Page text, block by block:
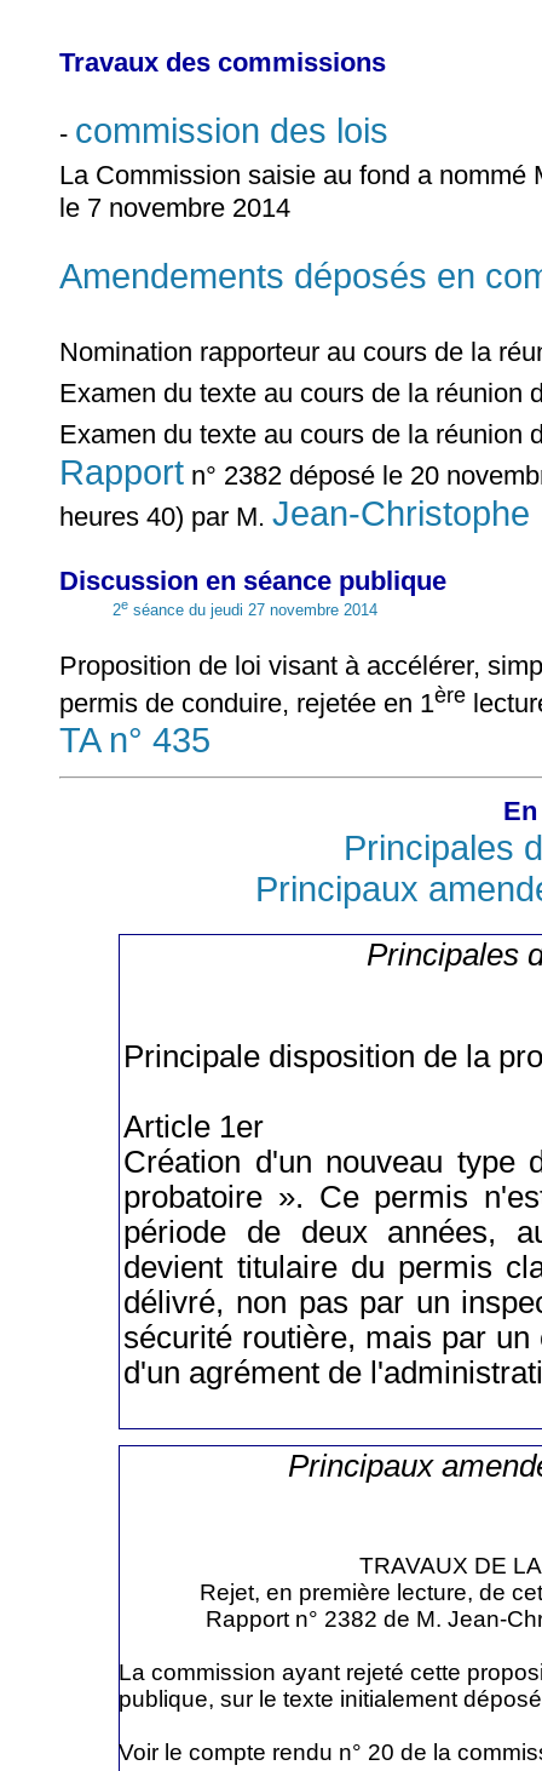
Travaux des commissions
- commission des lois
La Commission saisie au fond a nommé
le 7 novembre 2014
Amendements déposés en
Nomination rapporteur au cours de la
Examen du texte au cours de la réunion
Examen du texte au cours de la réunion
Rapport n° 2382 déposé le 20
heures 40) par M. Jean-Christophe
Discussion en séance publique
2e séance du jeudi 27 novembre 2014
Proposition de loi visant à accélérer,
permis de conduire, rejetée en 1ère
TA n° 435
Principales
Principaux
Principales
Principale disposition de la
Article 1er
Création d'un nouveau type
probatoire ». Ce permis
période de deux années,
devient titulaire du permis
délivré, non pas par un
sécurité routière, mais par
d'un agrément de
Principaux
TRAVAUX DE
Rejet, en première lecture, de
Rapport n° 2382 de M. Jean-
La commission ayant rejeté cette
publique, sur le texte initialement
Voir le compte rendu n° 20 de la